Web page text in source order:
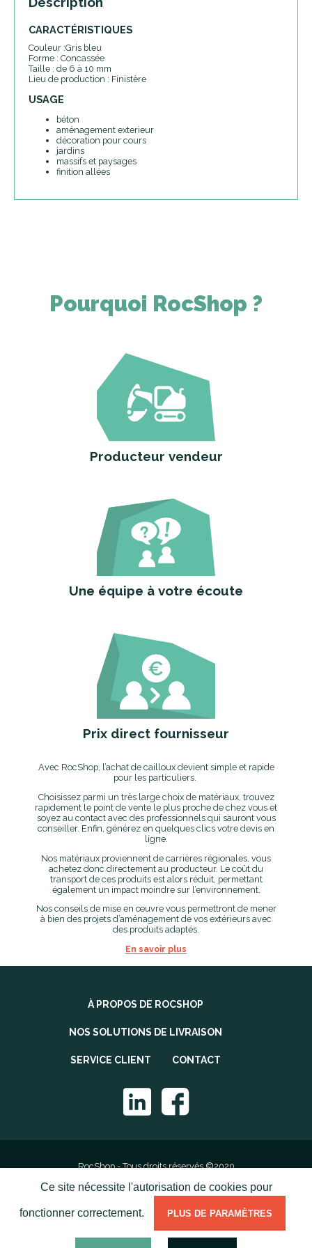
CARACTÉRISTIQUES
Couleur :Gris bleu
Forme : Concassée
Taille : de 6 à 10 mm
Lieu de production : Finistère
USAGE
béton
aménagement exterieur
décoration pour cours
jardins
massifs et paysages
finition allées
Pourquoi RocShop ?
Producteur vendeur
Une équipe à votre écoute
Prix direct fournisseur
Avec RocShop, l’achat de cailloux devient simple et rapide
pour les particuliers.
Choisissez parmi un très large choix de matériaux, trouvez
rapidement le point de vente le plus proche de chez vous et
soyez au contact avec des professionnels qui sauront vous
conseiller. Enfin, générez en quelques clics votre devis en
ligne.
Nos matériaux proviennent de carrières régionales, vous
achetez donc directement au producteur. Le coût du
transport de ces produits est alors réduit, permettant
également un impact moindre sur l’environnement.
Nos conseils de mise en œuvre vous permettront de mener
à bien des projets d’aménagement de vos extérieurs avec
des produits adaptés.
En savoir plus
À PROPOS DE ROCSHOP
NOS SOLUTIONS DE LIVRAISON
SERVICE CLIENT CONTACT
RocShop - Tous droits réservés ©2020
Mentions légales
Politique de confidentialité
Conditions Générales de Vente
Ce site nécessite l'autorisation de cookies pour
fonctionner correctement. PLUS DE PARAMÈTRES